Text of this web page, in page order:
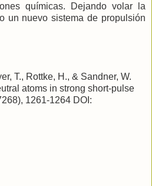
químicas. Dejando volar la
un nuevo sistema de propulsión
T., Rottke, H., & Sandner, W.
atoms in strong short-pulse
1261-1264 DOI: